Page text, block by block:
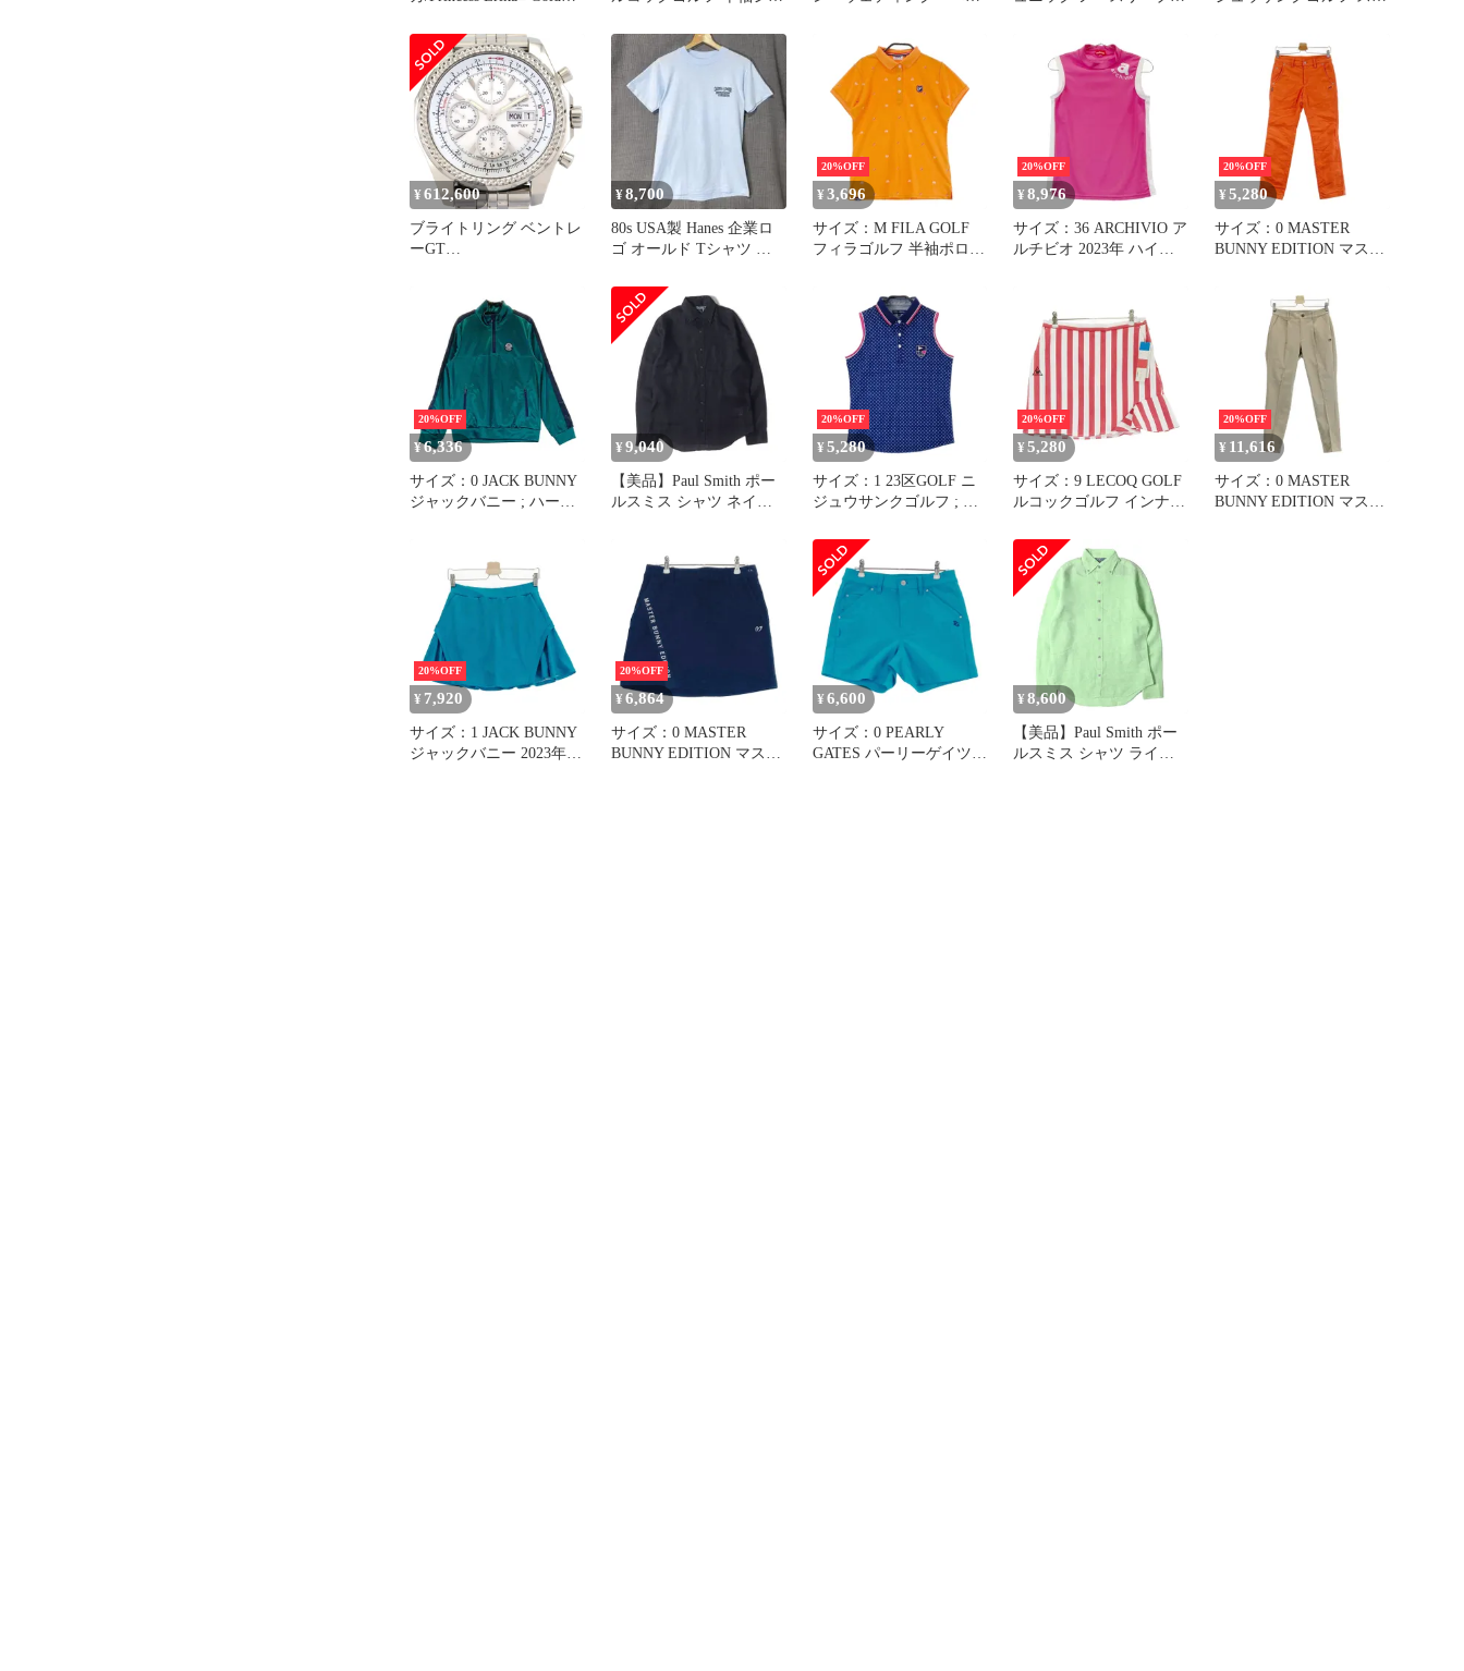
【5133622/0731451336225
】Y70788
ルー系 [240101333626]#
ゴルフウェア レディース
ストスト
[240101336212]# ゴルフ
ウェア レディース スト
¥ 612,600
ブライトリング ベントレ
ーGT
¥8,700
80s USA製 Hanes 企業ロ
ゴ オールド Tシャツ ヘ
20%OFF
¥ 3,696
サイズ：M FILA GOLF
フィラゴルフ 半袖ポロシ
ウェア レディース スト
20%OFF
¥ 8,976
サイズ：36 ARCHIVIO ア
ルチビオ 2023年 ハイネ
[240101336296] ゴルフウ
ェア レディース ストス
20%OFF
¥ 5,280
サイズ：0 MASTER
BUNNY EDITION マスタ
系 [240101336250] ゴルフ
ウェア レディース スト
20%OFF
¥6,336
サイズ：0 JACK BUNNY
ジャックバニー ; ハーフ
[240101336217] ゴルフウ
ェア レディース ストス
¥ 9,040
【美品】Paul Smith ポー
ルスミス シャツ ネイビ
ツ (133620 C308) | コンバ
ーチブルカフス | PS |
MADE IN JAPAN | トップ
ス【メンズ】【中古】
20%OFF
¥ 5,280
サイズ：1 23区GOLF ニ
ジュウサンクゴルフ ; ノ
柄 ネイビー系
[240101336211]# ゴルフ
ウェア レディース スト
スト
20%OFF
¥ 5,280
サイズ：9 LECOQ GOLF
ルコックゴルフ インナー
ストライプ柄 レッド系
[240101336222]# ゴルフ
ウェア レディース スト
スト
20%OFF
¥ 11,616
サイズ：0 MASTER
BUNNY EDITION マスタ
20%OFF
¥ 7,920
サイズ：1 JACK BUNNY
ジャックバニー 2023年モ
20%OFF
¥ 6,864
サイズ：0 MASTER
BUNNY EDITION マスタ
¥ 6,600
サイズ：0 PEARLY
GATES パーリーゲイツ
¥ 8,600
【美品】Paul Smith ポー
ルスミス シャツ ライト